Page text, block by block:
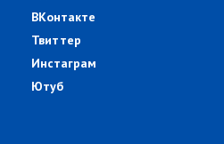
ВКонтакте
Твиттер
Инстаграм
Ютуб